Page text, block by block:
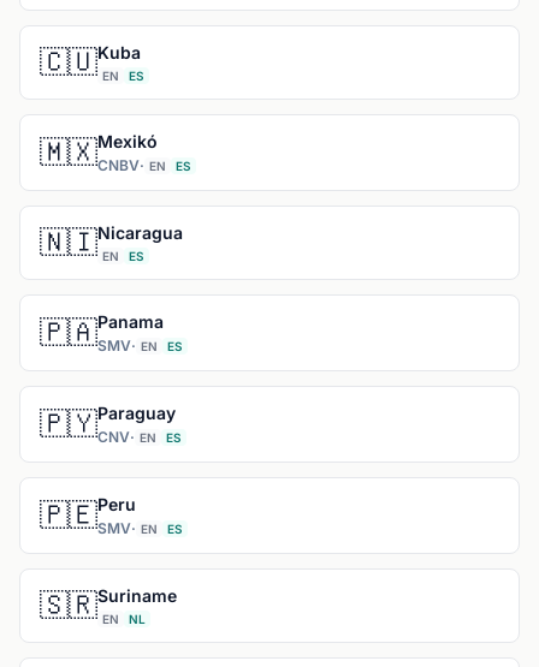
🇨🇺Kuba
EN ES
🇲🇽Mexikó
CNBV· EN ES
🇳🇮Nicaragua
EN ES
🇵🇦Panama
SMV· EN ES
🇵🇾Paraguay
CNV· EN ES
🇵🇪Peru
SMV· EN ES
🇸🇷Suriname
EN NL